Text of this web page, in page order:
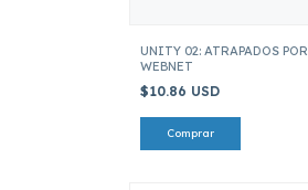
UNITY 02: ATRAPADOS POR
WEBNET
$10.86 USD